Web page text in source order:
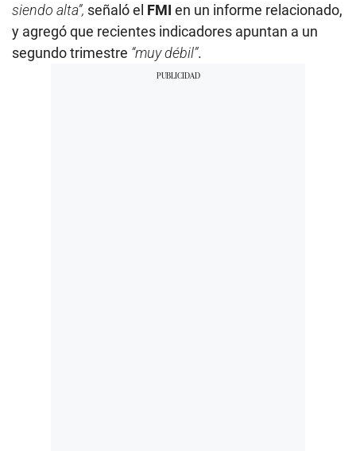
siendo alta”, señaló el FMI en un informe relacionado,
y agregó que recientes indicadores apuntan a un
segundo trimestre “muy débil”.